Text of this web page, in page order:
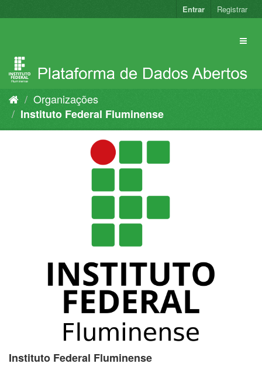
para
Entrar Registrar
Organizações
Instituto Federal Fluminense
Instituto Federal Fluminense